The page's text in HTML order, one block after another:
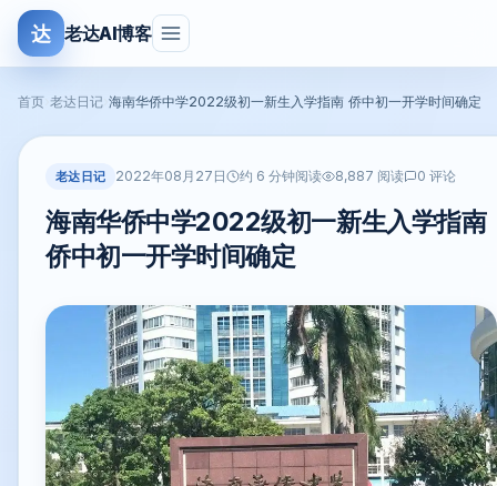
达 老达AI博客
首页 老达日记 海南华侨中学2022级初一新生入学指南 侨中初一开学时间确定
老达日记 2022年08月27日 约 6 分钟阅读 8,887 阅读 0 评论
海南华侨中学2022级初一新生入学指南
侨中初一开学时间确定